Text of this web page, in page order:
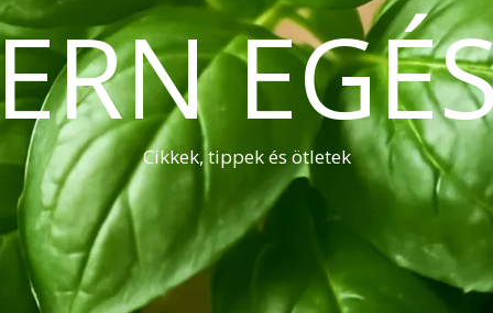
Cikkek, tippek és ötletek